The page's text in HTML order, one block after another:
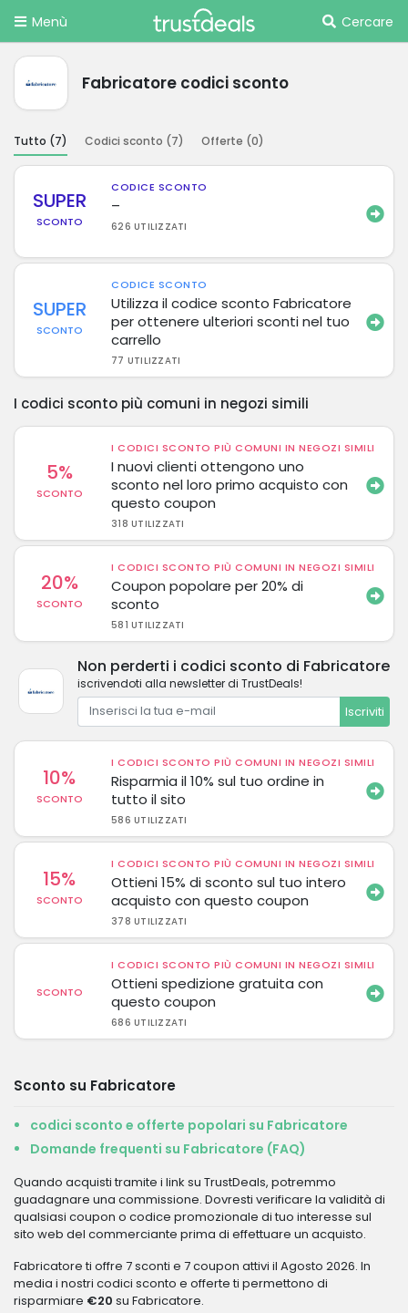
Menù Cercare
Fabricatore codici sconto
Tutto (7) Codici sconto (7) Offerte (0)
SUPER
SCONTO
CODICE SCONTO
–
626 UTILIZZATI
SUPER
SCONTO
CODICE SCONTO
Utilizza il codice sconto Fabricatore
per ottenere ulteriori sconti nel tuo
carrello
77 UTILIZZATI
I codici sconto più comuni in negozi simili
5%
SCONTO
I CODICI SCONTO PIÙ COMUNI IN NEGOZI SIMILI
I nuovi clienti ottengono uno
sconto nel loro primo acquisto con
questo coupon
318 UTILIZZATI
20%
SCONTO
I CODICI SCONTO PIÙ COMUNI IN NEGOZI SIMILI
Coupon popolare per 20% di
sconto
581 UTILIZZATI
Non perderti i codici sconto di Fabricatore
iscrivendoti alla newsletter di TrustDeals!
Iscriviti
10%
SCONTO
I CODICI SCONTO PIÙ COMUNI IN NEGOZI SIMILI
Risparmia il 10% sul tuo ordine in
tutto il sito
586 UTILIZZATI
15%
SCONTO
I CODICI SCONTO PIÙ COMUNI IN NEGOZI SIMILI
Ottieni 15% di sconto sul tuo intero
acquisto con questo coupon
378 UTILIZZATI
SCONTO
I CODICI SCONTO PIÙ COMUNI IN NEGOZI SIMILI
Ottieni spedizione gratuita con
questo coupon
686 UTILIZZATI
Sconto su Fabricatore
codici sconto e offerte popolari su Fabricatore
Domande frequenti su Fabricatore (FAQ)
Quando acquisti tramite i link su TrustDeals, potremmo
guadagnare una commissione. Dovresti verificare la validità di
qualsiasi coupon o codice promozionale di tuo interesse sul
sito web del commerciante prima di effettuare un acquisto.
Fabricatore ti offre 7 sconti e 7 coupon attivi il Agosto 2026. In
media i nostri codici sconto e offerte ti permettono di
risparmiare €20 su Fabricatore.